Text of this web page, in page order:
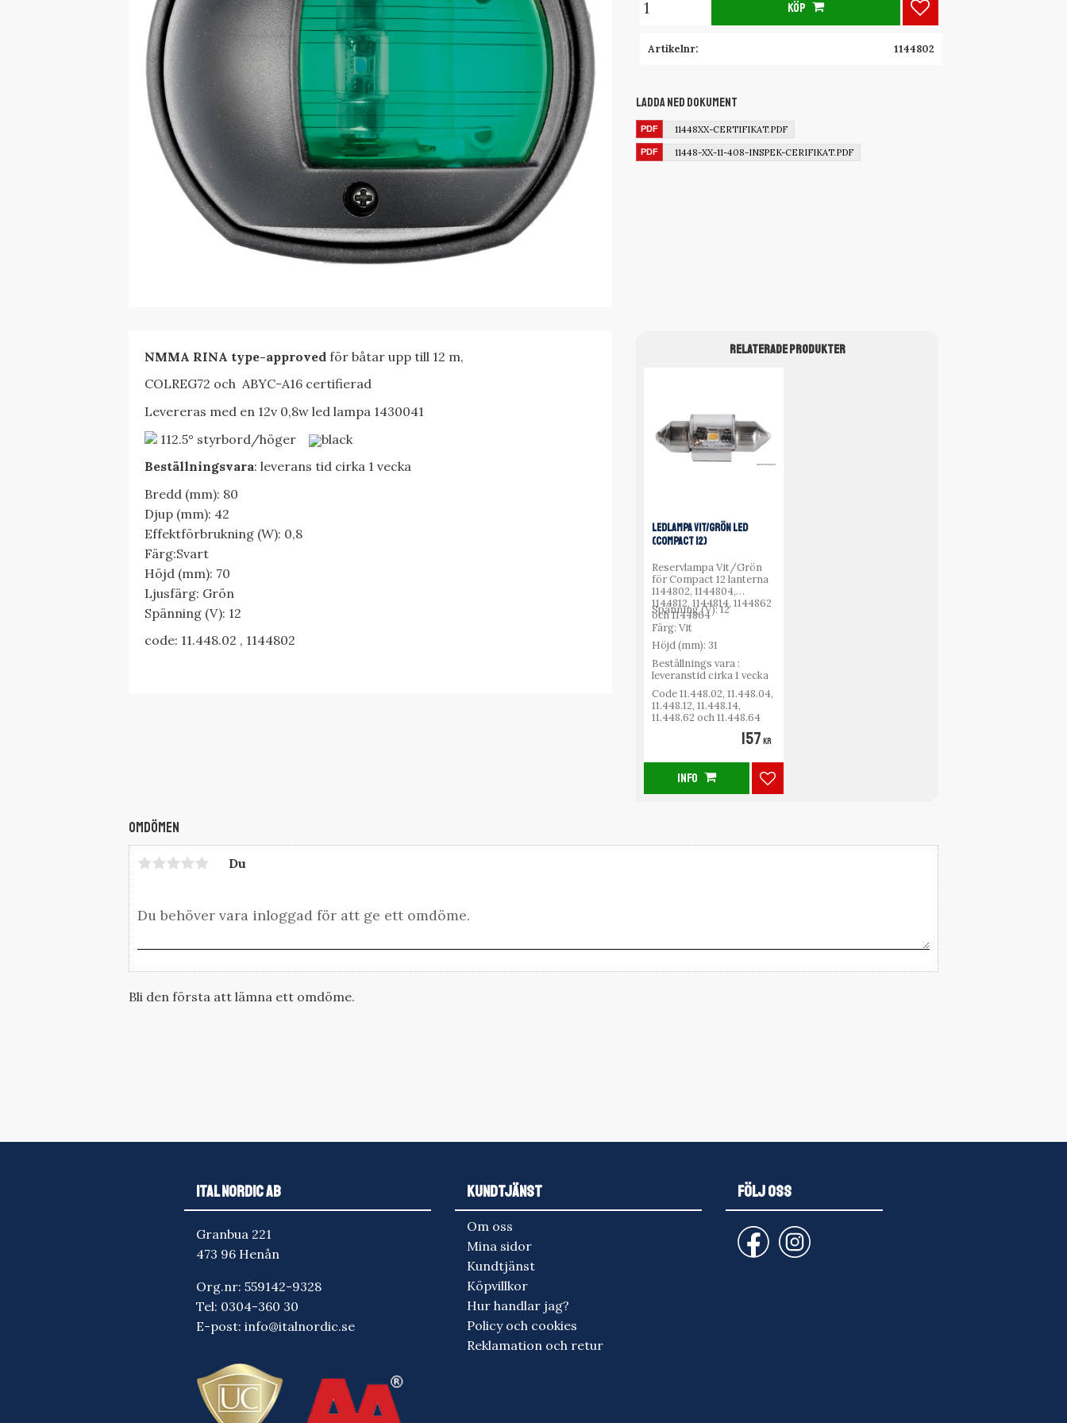
KÖP Lägg till i favoriter
Artikelnr 1144802
Ladda ned dokument
11448XX-CERTIFIKAT.PDF
11448-XX-11-408-INSPEK-CERIFIKAT.PDF
NMMA RINA type-approved för båtar upp till 12 m,
COLREG72 och ABYC-A16 certifierad
Levereras med en 12v 0,8w led lampa 1430041
112.5° styrbord/höger
black
Beställningsvara: leverans tid cirka 1 vecka
Bredd (mm): 80
Djup (mm): 42
Effektförbrukning (W): 0,8
Färg:Svart
Höjd (mm): 70
Ljusfärg: Grön
Spänning (V): 12
code: 11.448.02 , 1144802
Omdömen
Du
Bli den första att lämna ett omdöme.
RELATERADE PRODUKTER
LEDLAMPA VIT/GRÖN LED
(COMPACT 12)
Reservlampa Vit/Grön
för Compact 12 lanterna
1144802, 1144804,
1144812, 1144814, 1144862
och 1144864
Spänning (V): 12
Färg: Vit
Höjd (mm): 31
Beställnings vara :
leveranstid cirka 1 vecka
Code 11.448.02, 11.448.04,
11.448.12, 11.448.14,
11.448.62 och 11.448.64
157 KR
Lägg till i favoriter
INFO
ITAL NORDIC AB
Granbua 221
473 96 Henån
Org.nr: 559142-9328
Tel: 0304-360 30
E-post:info@italnordic.se
KUNDTJÄNST
Om oss
Mina sidor
Kundtjänst
Köpvillkor
Hur handlar jag?
Policy och cookies
Reklamation och retur
FÖLJ OSS